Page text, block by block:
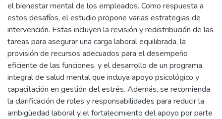
el bienestar mental de los empleados. Como respuesta a
estos desafíos, el estudio propone varias estrategias de
intervención. Estas incluyen la revisión y redistribución de las
tareas para asegurar una carga laboral equilibrada, la
provisión de recursos adecuados para el desempeño
eficiente de las funciones, y el desarrollo de un programa
integral de salud mental que incluya apoyo psicológico y
capacitación en gestión del estrés. Además, se recomienda
la clarificación de roles y responsabilidades para reducir la
ambigüedad laboral y el fortalecimiento del apoyo por parte